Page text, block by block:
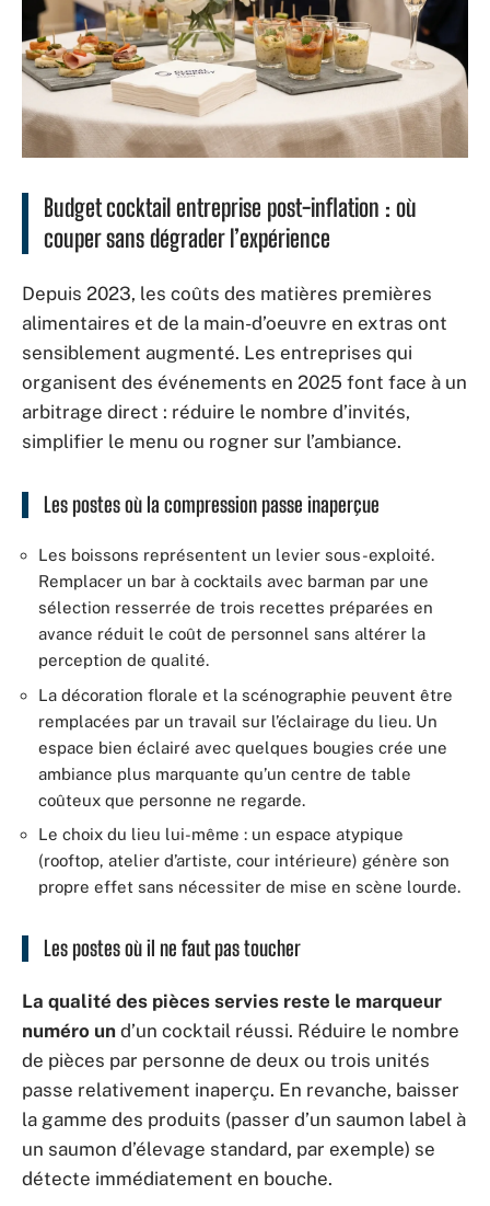
Budget cocktail entreprise post-inflation : où
couper sans dégrader l’expérience
Depuis 2023, les coûts des matières premières
alimentaires et de la main-d’oeuvre en extras ont
sensiblement augmenté. Les entreprises qui
organisent des événements en 2025 font face à un
arbitrage direct : réduire le nombre d’invités,
simplifier le menu ou rogner sur l’ambiance.
Les postes où la compression passe inaperçue
Les boissons représentent un levier sous-exploité.
Remplacer un bar à cocktails avec barman par une
sélection resserrée de trois recettes préparées en
avance réduit le coût de personnel sans altérer la
perception de qualité.
La décoration florale et la scénographie peuvent être
remplacées par un travail sur l’éclairage du lieu. Un
espace bien éclairé avec quelques bougies crée une
ambiance plus marquante qu’un centre de table
coûteux que personne ne regarde.
Le choix du lieu lui-même : un espace atypique
(rooftop, atelier d’artiste, cour intérieure) génère son
propre effet sans nécessiter de mise en scène lourde.
Les postes où il ne faut pas toucher
La qualité des pièces servies reste le marqueur
numéro un d’un cocktail réussi. Réduire le nombre
de pièces par personne de deux ou trois unités
passe relativement inaperçu. En revanche, baisser
la gamme des produits (passer d’un saumon label à
un saumon d’élevage standard, par exemple) se
détecte immédiatement en bouche.